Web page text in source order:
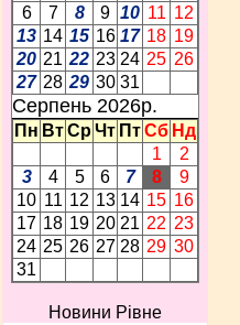
6
7 8 9 10 11 12
13 14 15 16 17 18 19
20 21 22 23 24 25 26
27 28 29 30 31
Серпень 2026p.
Пн ВтСрЧт ПтСб Нд
1
2
3
4 5 6 7 8
9
10 11 12 13 14 15 16
17 18 19 20 21 22 23
24 25 26 27 28 29 30
31
Новини Рівне